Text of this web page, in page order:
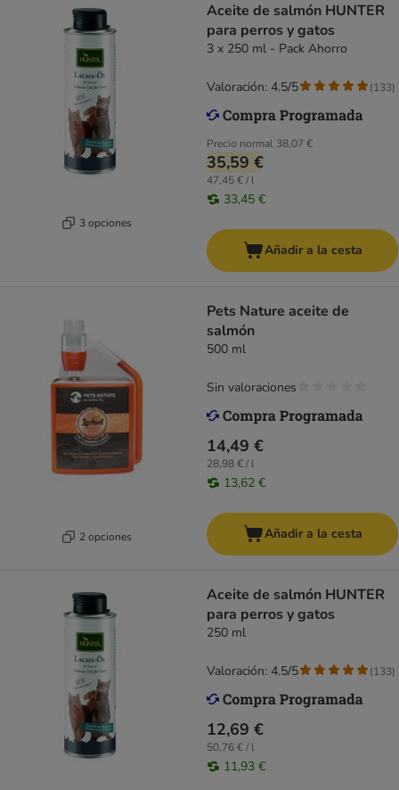
3 opciones
Aceite de salmón HUNTER
para perros y gatos
3 x 250 ml - Pack Ahorro
Precio normal 38,07 €
35,59 €
47,45 € / l
33,45 €
Valoración: 4.5/5 (133)
Añadir a la cesta
2 opciones
Pets Nature aceite de
salmón
500 ml
14,49 €
28,98 € / l
13,62 €
Sin valoraciones
Añadir a la cesta
Aceite de salmón HUNTER
para perros y gatos
250 ml
12,69 €
50,76 € / l
11,93 €
Valoración: 4.5/5 (133)